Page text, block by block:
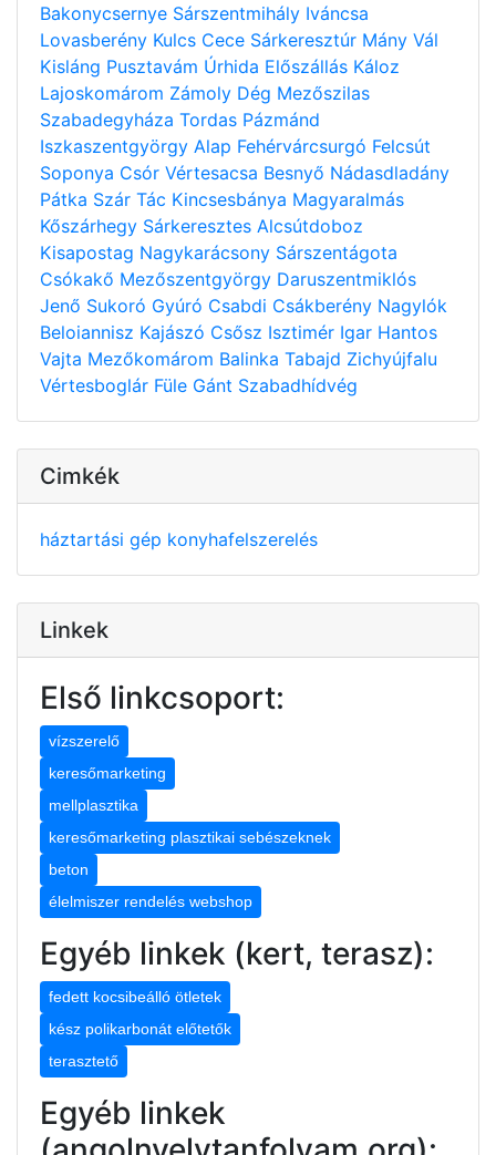
Bakonycsernye Sárszentmihály Iváncsa
Lovasberény Kulcs Cece Sárkeresztúr Mány Vál
Kisláng Pusztavám Úrhida Előszállás Káloz
Lajoskomárom Zámoly Dég Mezőszilas
Szabadegyháza Tordas Pázmánd
Iszkaszentgyörgy Alap Fehérvárcsurgó Felcsút
Soponya Csór Vértesacsa Besnyő Nádasdladány
Pátka Szár Tác Kincsesbánya Magyaralmás
Kőszárhegy Sárkeresztes Alcsútdoboz
Kisapostag Nagykarácsony Sárszentágota
Csókakő Mezőszentgyörgy Daruszentmiklós
Jenő Sukoró Gyúró Csabdi Csákberény Nagylók
Beloiannisz Kajászó Csősz Isztimér Igar Hantos
Vajta Mezőkomárom Balinka Tabajd Zichyújfalu
Vértesboglár Füle Gánt Szabadhídvég
Cimkék
háztartási gép konyhafelszerelés
Linkek
Első linkcsoport:
vízszerelő
keresőmarketing
mellplasztika
keresőmarketing plasztikai sebészeknek
beton
élelmiszer rendelés webshop
Egyéb linkek (kert, terasz):
fedett kocsibeálló ötletek
kész polikarbonát előtetők
terasztető
Egyéb linkek